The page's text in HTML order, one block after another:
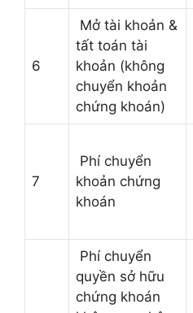
6
Mở tài khoản &
tất toán tài
khoản (không
chuyển khoản
chứng khoán)
7
Phí chuyển
khoản chứng
khoán
Phí chuyển
quyền sở hữu
chứng khoán